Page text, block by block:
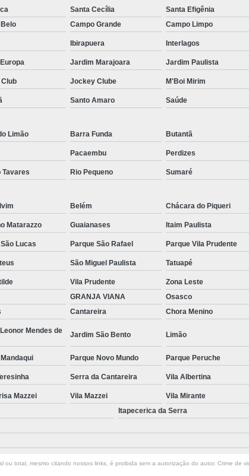
Iluminação de Piscina Led
Iluminação na Piscina
Iluminação para
Iluminação Piscina Externa
Limpeza de Piscina Comercial
Limpeza de Piscina de
Limpeza de Piscina de
Limpeza de Piscina em
Manutenção de Piscinas
Manutenção de Piscinas Residenciais
Manutenção para Piscina em
Limpeza de Piscina com Ozônio
Limpeza de Piscina para
Limpeza de Piscina Pós Obra
Limpeza de
Consertar Piscina
Conserto
Manutenção e Reforma de Piscinas
Manutenção Piscina Pequena
Manutenção de Filtro de Piscina
Manutenção de Piscina de Vinil
Santa Cecília Santa Efigênia
Campo Grande Campo Limpo
Ibirapuera Interlagos
Jardim Marajoara Jardim Paulista
Jockey Clube M'Boi Mirim
Santo Amaro Saúde
Limão Barra Funda Butantã
Pacaembu Perdizes
Tavares Rio Pequeno Sumaré
Belém Chácara do Piqueri
Matarazzo Guaianases Itaim Paulista
Lucas Parque São Rafael Parque Vila Prudente
São Miguel Paulista Tatuapé
Vila Prudente Zona Leste
GRANJA VIANA Osasco
Cantareira Chora Menino
Mendes de
Jardim São Bento Limão
Parque Novo Mundo Parque Peruche
Serra da Cantareira Vila Albertina
Mazzei Vila Mazzei Vila Mirante
Itapecerica da Serra
total, mesmo citando nossos links, é proibida sem a autorização do autor. Crime de